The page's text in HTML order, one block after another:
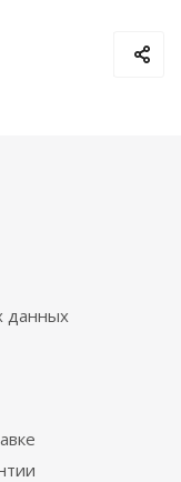
данных